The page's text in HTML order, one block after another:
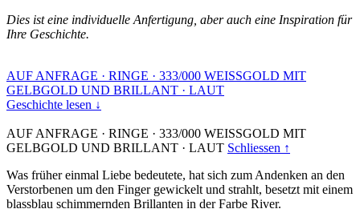
Dies ist eine individuelle Anfertigung, aber auch eine Inspiration für
Ihre Geschichte.
AUF ANFRAGE · RINGE · 333/000 WEISSGOLD MIT
GELBGOLD UND BRILLANT · LAUT
Geschichte lesen ↓
AUF ANFRAGE · RINGE · 333/000 WEISSGOLD MIT
GELBGOLD UND BRILLANT · LAUT Schliessen ↑
Was früher einmal Liebe bedeutete, hat sich zum Andenken an den
Verstorbenen um den Finger gewickelt und strahlt, besetzt mit einem
blassblau schimmernden Brillanten in der Farbe River.